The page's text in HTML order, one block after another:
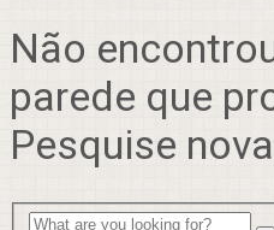
Não
parede que
Pesquise